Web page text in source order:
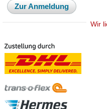
Zur Anmeldung
Wir